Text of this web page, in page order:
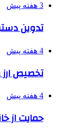
3 هفته پیش
تدوین
4 هفته پیش
تخصیص ارز
4 هفته پیش
حمایت از